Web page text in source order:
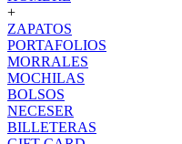
+
ZAPATOS
PORTAFOLIOS
MORRALES
MOCHILAS
BOLSOS
NECESER
BILLETERAS